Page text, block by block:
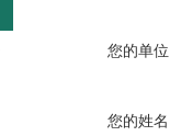
您的单
您的姓